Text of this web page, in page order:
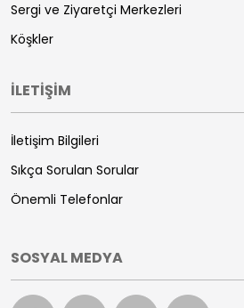
Sergi ve Ziyaretçi Merkezleri
Köşkler
İLETİŞİM
İletişim Bilgileri
Sıkça Sorulan Sorular
Önemli Telefonlar
SOSYAL MEDYA